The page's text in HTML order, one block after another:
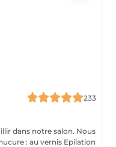
233
notre salon. Nous